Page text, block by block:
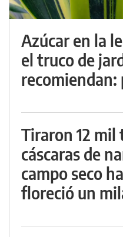
Azúcar en la
el truco de
recomiendan:
Tiraron 12 mil
cáscaras de
campo seco
floreció un